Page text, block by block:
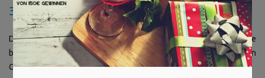
3. Kostenlose Teilnahme
Die Teilnahme an den Gewinnspielen ist kostenlos – alles, was Sie
benötigen, ist ein Account auf der Plattform und ein bisschen
Glück!